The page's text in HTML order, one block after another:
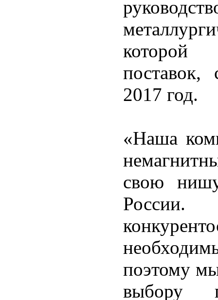
которой
2017 год.
«Наша
свою
поэтому
выбору